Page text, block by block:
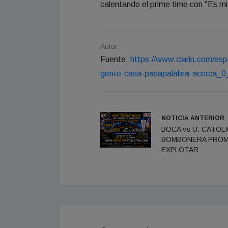
calentando el prime time con "Es
Autor:
Fuente: https://www.clarin.com/
gente-casa-pasapalabra-
NOTICIA ANTERIOR
BOCA vs U.
BOMBONERA
EXPLOTAR